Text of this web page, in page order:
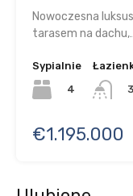
Nowoczesna
tarasem na
Sypialnie
4
3
€1.195.000